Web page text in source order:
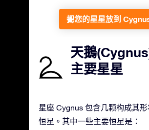
把您的星星放到
天鵝
主要星星
星座 Cygnus 包含几颗构成其
恒星。其中一些主要恒星是：